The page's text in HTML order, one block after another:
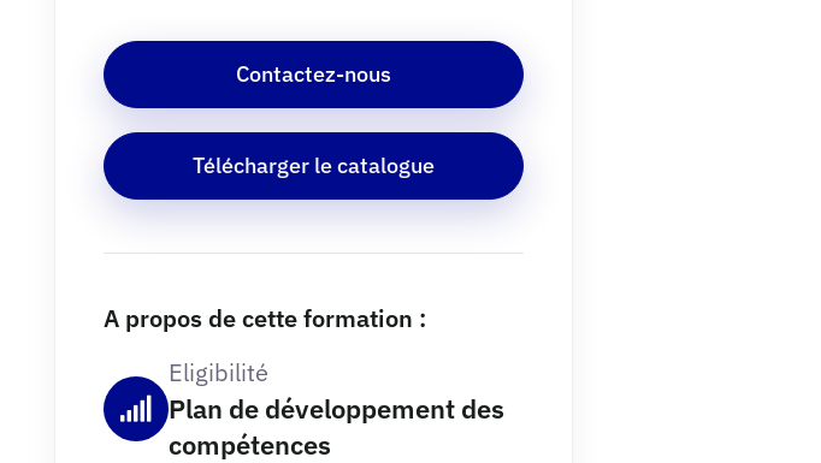
Contactez-nous
Télécharger le catalogue
A propos de cette formation :
Eligibilité
Plan de développement des
compétences